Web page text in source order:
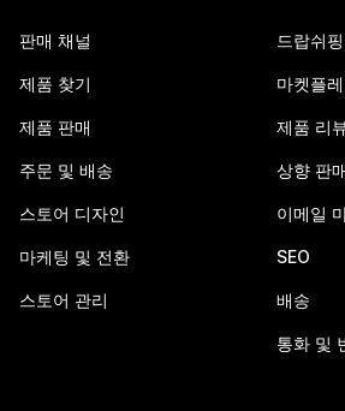
판매 채널
제품 찾기
제품 판매
주문 및 배송
스토어 디자인
마케팅 및 전환
스토어 관리
드랍쉬핑
마켓플
제품 리
상향 판
이메일
SEO
배송
통화 및